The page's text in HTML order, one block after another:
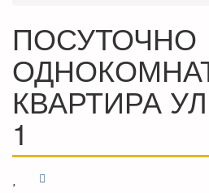
ПОСУТОЧНО
КВАРТИРА
1